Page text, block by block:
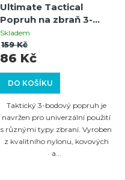
Ultimate Tactical
Popruh na zbraň 3-
bodový
Skladem
DO KOŠÍKU
86 Kč
159 Kč
Taktický 3-bodový popruh je
navržen pro univerzální použití
s různými typy zbraní. Vyroben
z kvalitního nylonu, kovových
a...